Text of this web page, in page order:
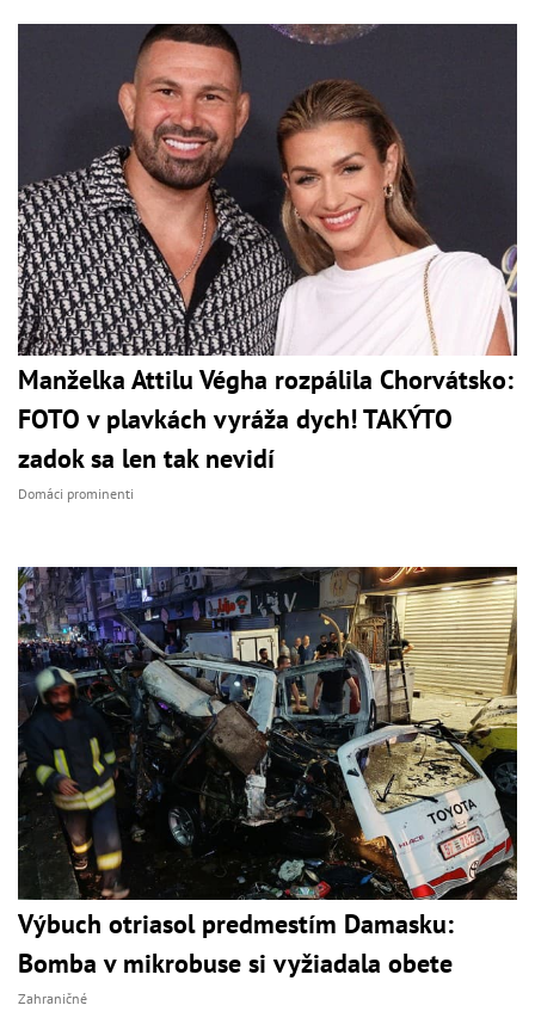
Manželka Attilu Végha rozpálila Chorvátsko:
FOTO v plavkách vyráža dych! TAKÝTO
zadok sa len tak nevidí
Domáci prominenti
Výbuch otriasol predmestím Damasku:
Bomba v mikrobuse si vyžiadala obete
Zahraničné